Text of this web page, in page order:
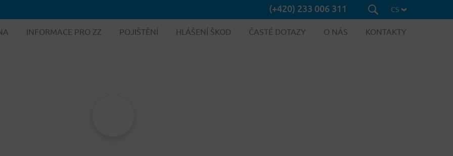
(+420) 233 006 311 CS
INFORMACE PRO ZZ POJIŠTĚNÍ HLÁŠENÍ ŠKOD ČASTÉ DOTAZY O NÁS KONTAKTY